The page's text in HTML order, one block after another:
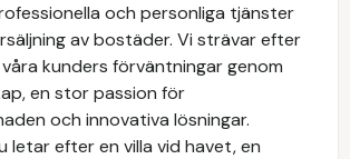
och personliga tjänster
av bostäder. Vi strävar efter
kunders förväntningar genom
en stor passion för
och innovativa lösningar.
letar efter en villa vid havet, en